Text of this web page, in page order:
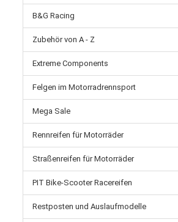
B&G Racing
Zubehör von A - Z
Extreme Components
Felgen im Motorradrennsport
Mega Sale
Rennreifen für Motorräder
Straßenreifen für Motorräder
PIT Bike-Scooter Racereifen
Restposten und Auslaufmodelle